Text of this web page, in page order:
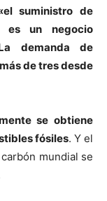
suministro de
es un negocio
demanda de
de tres desde
se obtiene
fósiles. Y el
mundial se